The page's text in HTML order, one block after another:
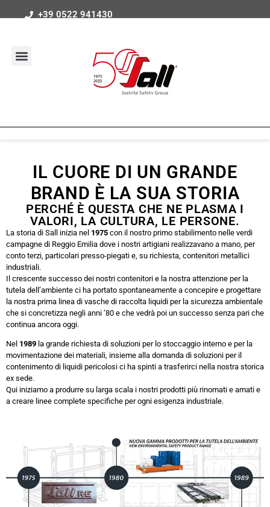
+39 0522 941430
IL CUORE DI UN GRANDE
BRAND È LA SUA STORIA
PERCHÉ È QUESTA CHE NE PLASMA I
VALORI, LA CULTURA, LE PERSONE.
La storia di Sall inizia nel 1975 con il nostro primo stabilimento nelle verdi
campagne di Reggio Emilia dove i nostri artigiani realizzavano a mano, per
conto terzi, particolari presso-piegati e, su richiesta, contenitori metallici
industriali.
Il crescente successo dei nostri contenitori e la nostra attenzione per la
tutela dell’ambiente ci ha portato spontaneamente a concepire e progettare
la nostra prima linea di vasche di raccolta liquidi per la sicurezza ambientale
che si concretizza negli anni ’80 e che vedrà poi un successo senza pari che
continua ancora oggi.
Nel 1989 la grande richiesta di soluzioni per lo stoccaggio interno e per la
movimentazione dei materiali, insieme alla domanda di soluzioni per il
contenimento di liquidi pericolosi ci ha spinti a trasferirci nella nostra storica
ex sede.
Qui iniziamo a produrre su larga scala i nostri prodotti più rinomati e amati e
a creare linee complete specifiche per ogni esigenza industriale.